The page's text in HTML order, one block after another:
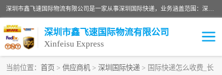
深圳市鑫飞速国际物流有限公司是一家从事深圳国际快递，业务涵盖范围：深圳DHL国际快递、深圳国际快递公司、深圳国际物流公司、深圳国际快递、深圳DHL国际快递电话可拨打全国服务热线：15019287411。欢迎各位亲来人来电到我司洽谈合作。
深圳市鑫飞速国际物流有限公司
Xinfeisu Express
当前位置： 首页 > 供应商机 > 深圳国际快递 > 国际快递怎么收费_长